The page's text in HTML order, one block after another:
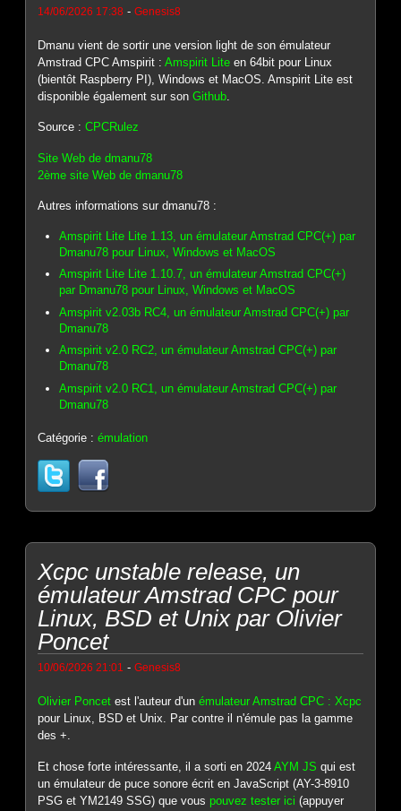
14/06/2026 17:38 -Genesis8
Dmanu vient de sortir une version light de son émulateur
Amstrad CPC Amspirit :Amspirit Lite en 64bit pour Linux
(bientôt Raspberry PI), Windows et MacOS. Amspirit Lite est
disponible également sur sonGithub
Source :CPCRulez
Site Web de dmanu78
2ème site Web de dmanu78
Autres informations sur dmanu78 :
Amspirit Lite Lite 1.13, un émulateur Amstrad CPC(+) par
Dmanu78 pour Linux, Windows et MacOS
Amspirit Lite Lite 1.10.7, un émulateur Amstrad CPC(+)
par Dmanu78 pour Linux, Windows et MacOS
Amspirit v2.03b RC4, un émulateur Amstrad CPC(+) par
Dmanu78
Amspirit v2.0 RC2, un émulateur Amstrad CPC(+) par
Dmanu78
Amspirit v2.0 RC1, un émulateur Amstrad CPC(+) par
Dmanu78
Catégorie :émulation
Xcpc unstable release, un
émulateur Amstrad CPC pour
Linux, BSD et Unix par Olivier
Poncet
10/06/2026 21:01 -Genesis8
Olivier Poncet est l'auteur d'unémulateur Amstrad CPC : Xcpc
pour Linux, BSD et Unix. Par contre il n'émule pas la gamme
des +.
Et chose forte intéressante, il a sorti en 2024AYM JS qui est
un émulateur de puce sonore écrit en JavaScript (AY-3-8910
PSG et YM2149 SSG) que vouspouvez tester ici (appuyer